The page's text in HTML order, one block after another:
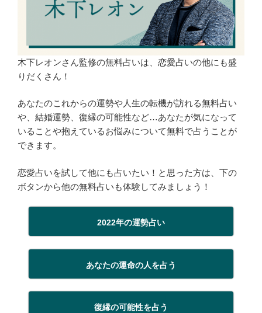
木下レオンさん監修の無料占いは、恋愛占いの他にも盛
りだくさん！
あなたのこれからの運勢や人生の転機が訪れる無料占い
や、結婚運勢、復縁の可能性など…あなたが気になって
いることや抱えているお悩みについて無料で占うことが
できます。
恋愛占いを試して他にも占いたい！と思った方は、下の
ボタンから他の無料占いも体験してみましょう！
2022年の運勢占い
あなたの運命の人を占う
復縁の可能性を占う